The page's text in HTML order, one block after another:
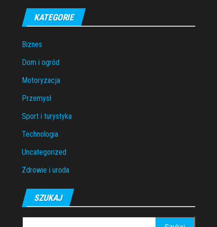
KATEGORIE
Biznes
Dom i ogród
Motoryzacja
Przemysł
Sport i turystyka
Technologia
Uncategorized
Zdrowie i uroda
SZUKAJ